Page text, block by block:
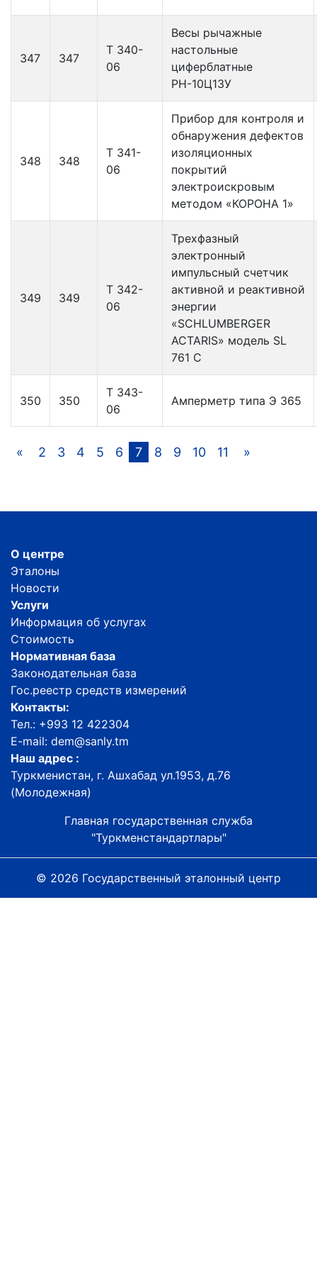
347 347
Т 340-
06
Весы рычажные
настольные
циферблатные
РН-10Ц13У
348 348
Т 341-
06
Прибор для контроля и
обнаружения дефектов
изоляционных
покрытий
электроискровым
методом «КОРОНА 1»
349 349
Т 342-
06
Трехфазный
электронный
импульсный счетчик
активной и реактивной
энергии
«SCHLUMBERGER
ACTARIS» модель SL
761 C
350 350
Т 343-
06
Амперметр типа Э 365
« 2 3 4 5 6 7 8 9 10 11 »
О центре
Эталоны
Новости
Услуги
Информация об услугах
Стоимость
Нормативная база
Законодательная база
Гос.реестр средств измерений
Контакты:
Тел.: +993 12 422304
E-mail: dem@sanly.tm
Наш адрес :
Туркменистан, г. Ашхабад ул.1953, д.76
(Молодежная)
Главная государственная служба
"Туркменстандартлары"
© 2026 Государственный эталонный центр